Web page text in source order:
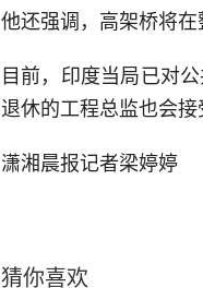
他还强调，高架桥将在
目前，印度当局已对
退休的工程总监也会接
潇湘晨报记者梁婷婷
猜你喜欢